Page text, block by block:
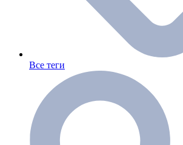
Все теги